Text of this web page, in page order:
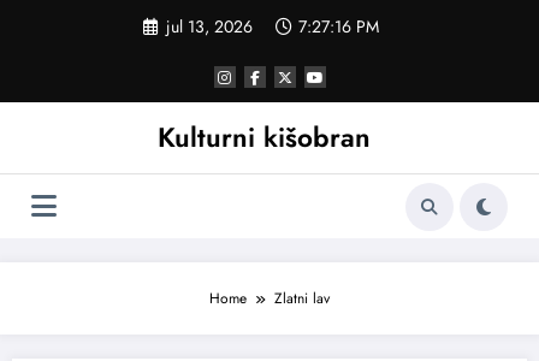
jul 13, 2026 7:27:17 PM
Kulturni kišobran
Home Zlatni lav